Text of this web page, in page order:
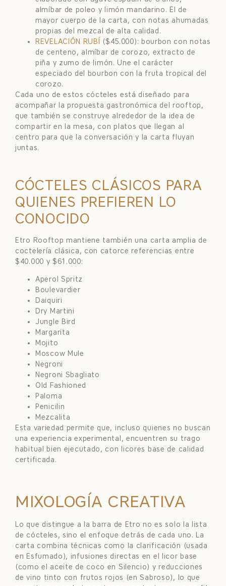
almíbar de poleo y limón mandarino. El de
mayor cuerpo de la carta, con notas ahumadas
propias del mezcal de alta calidad.
REVELACIÓN RUBÍ
($45.000): bourbon con notas
de centeno, almíbar de corozo, extracto de
piña y zumo de limón. Une el carácter
especiado del bourbon con la fruta tropical del
corozo.
Cada uno de estos cócteles está diseñado para
acompañar la propuesta gastronómica del rooftop,
que también se construye alrededor de la idea de
compartir en la mesa, con platos que llegan al
centro para que la conversación y la carta fluyan
juntas.
CÓCTELES CLÁSICOS PARA
QUIENES PREFIEREN LO
CONOCIDO
Etro Rooftop mantiene también una carta amplia de
coctelería clásica, con catorce referencias entre
$40.000 y $61.000:
Aperol Spritz
Boulevardier
Daiquiri
Dry Martini
Jungle Bird
Margarita
Mojito
Moscow Mule
Negroni
Negroni Sbagliato
Old Fashioned
Paloma
Penicilin
Mezcalita
Esta variedad permite que, incluso quienes no buscan
una experiencia experimental, encuentren su trago
habitual bien ejecutado, con licores base de calidad
certificada.
MIXOLOGÍA CREATIVA
Lo que distingue a la barra de Etro no es solo la lista
de cócteles, sino el enfoque detrás de cada uno. La
carta combina técnicas como la clarificación (usada
en Esfumado), infusiones directas en el licor base
(como el aceite de coco en Silencio) y reducciones
de vino tinto con frutos rojos (en Sabroso), lo que